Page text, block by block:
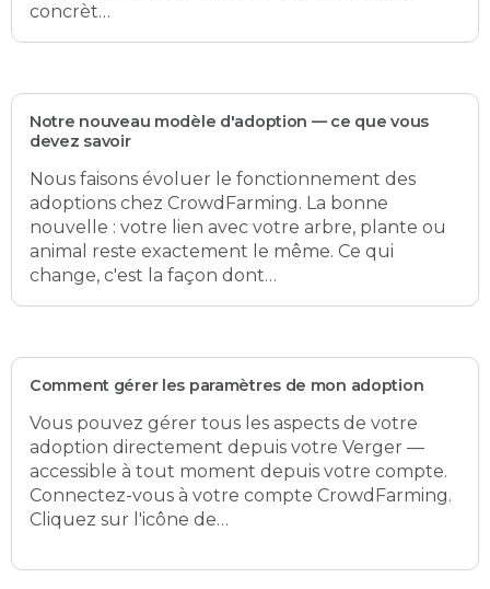
concrèt…
Notre nouveau modèle d'adoption — ce que vous
devez savoir
Nous faisons évoluer le fonctionnement des
adoptions chez CrowdFarming. La bonne
nouvelle : votre lien avec votre arbre, plante ou
animal reste exactement le même. Ce qui
change, c'est la façon dont…
Comment gérer les paramètres de mon adoption
Vous pouvez gérer tous les aspects de votre
adoption directement depuis votre Verger —
accessible à tout moment depuis votre compte.
Connectez-vous à votre compte CrowdFarming.
Cliquez sur l'icône de…